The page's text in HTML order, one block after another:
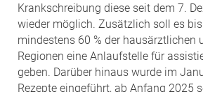
Krankschreibung diese seit dem 7.
wieder möglich. Zusätzlich soll es
mindestens 60 % der hausärztlichen
Regionen eine Anlaufstelle für
geben. Darüber hinaus wurde im
Rezepte eingeführt, ab Anfang 2025